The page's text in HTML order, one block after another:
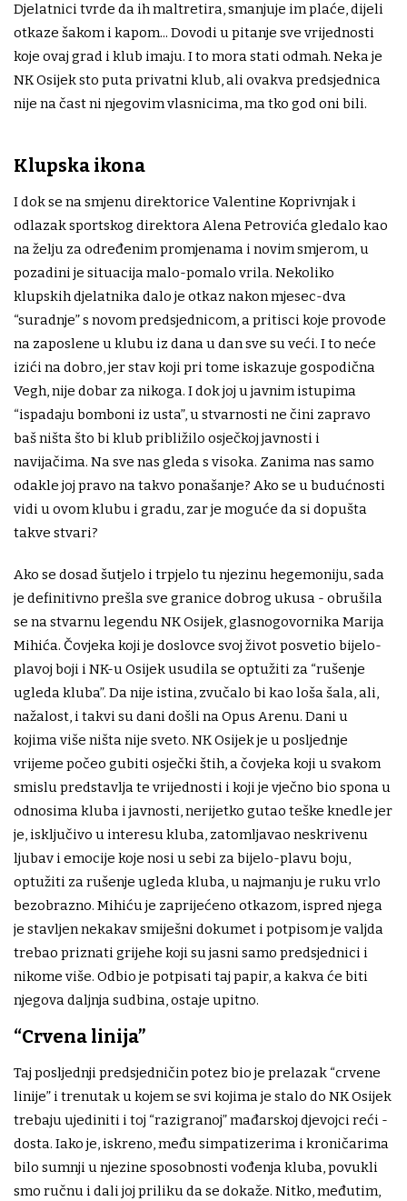
Djelatnici tvrde da ih maltretira, smanjuje im plaće, dijeli
otkaze šakom i kapom... Dovodi u pitanje sve vrijednosti
koje ovaj grad i klub imaju. I to mora stati odmah. Neka je
NK Osijek sto puta privatni klub, ali ovakva predsjednica
nije na čast ni njegovim vlasnicima, ma tko god oni bili.
Klupska ikona
I dok se na smjenu direktorice Valentine Koprivnjak i
odlazak sportskog direktora Alena Petrovića gledalo kao
na želju za određenim promjenama i novim smjerom, u
pozadini je situacija malo-pomalo vrila. Nekoliko
klupskih djelatnika dalo je otkaz nakon mjesec-dva
“suradnje” s novom predsjednicom, a pritisci koje provode
na zaposlene u klubu iz dana u dan sve su veći. I to neće
izići na dobro, jer stav koji pri tome iskazuje gospodična
Vegh, nije dobar za nikoga. I dok joj u javnim istupima
“ispadaju bomboni iz usta”, u stvarnosti ne čini zapravo
baš ništa što bi klub približilo osječkoj javnosti i
navijačima. Na sve nas gleda s visoka. Zanima nas samo
odakle joj pravo na takvo ponašanje? Ako se u budućnosti
vidi u ovom klubu i gradu, zar je moguće da si dopušta
takve stvari?
Ako se dosad šutjelo i trpjelo tu njezinu hegemoniju, sada
je definitivno prešla sve granice dobrog ukusa - obrušila
se na stvarnu legendu NK Osijek, glasnogovornika Marija
Mihića. Čovjeka koji je doslovce svoj život posvetio bijelo-
plavoj boji i NK-u Osijek usudila se optužiti za “rušenje
ugleda kluba”. Da nije istina, zvučalo bi kao loša šala, ali,
nažalost, i takvi su dani došli na Opus Arenu. Dani u
kojima više ništa nije sveto. NK Osijek je u posljednje
vrijeme počeo gubiti osječki štih, a čovjeka koji u svakom
smislu predstavlja te vrijednosti i koji je vječno bio spona u
odnosima kluba i javnosti, nerijetko gutao teške knedle jer
je, isključivo u interesu kluba, zatomljavao neskrivenu
ljubav i emocije koje nosi u sebi za bijelo-plavu boju,
optužiti za rušenje ugleda kluba, u najmanju je ruku vrlo
bezobrazno. Mihiću je zaprijećeno otkazom, ispred njega
je stavljen nekakav smiješni dokumet i potpisom je valjda
trebao priznati grijehe koji su jasni samo predsjednici i
nikome više. Odbio je potpisati taj papir, a kakva će biti
njegova daljnja sudbina, ostaje upitno.
“Crvena linija”
Taj posljednji predsjedničin potez bio je prelazak “crvene
linije” i trenutak u kojem se svi kojima je stalo do NK Osijek
trebaju ujediniti i toj “razigranoj” mađarskoj djevojci reći -
dosta. Iako je, iskreno, među simpatizerima i kroničarima
bilo sumnji u njezine sposobnosti vođenja kluba, povukli
smo ručnu i dali joj priliku da se dokaže. Nitko, međutim,